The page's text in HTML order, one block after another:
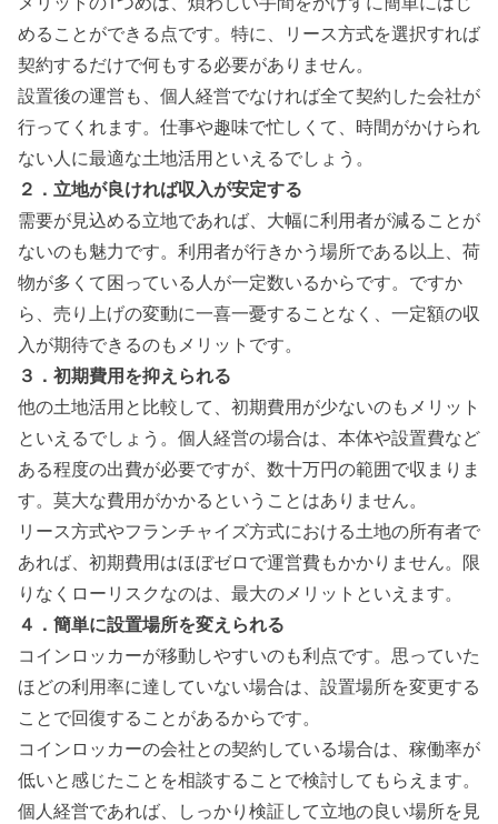
めることができる点です。特に、リース方式を選択すれば
契約するだけで何もする必要がありません。
設置後の運営も、個人経営でなければ全て契約した会社が
行ってくれます。仕事や趣味で忙しくて、時間がかけられ
ない人に最適な土地活用といえるでしょう。
２．立地が良ければ収入が安定する
需要が見込める立地であれば、大幅に利用者が減ることが
ないのも魅力です。利用者が行きかう場所である以上、荷
物が多くて困っている人が一定数いるからです。ですか
ら、売り上げの変動に一喜一憂することなく、一定額の収
入が期待できるのもメリットです。
３．初期費用を抑えられる
他の土地活用と比較して、初期費用が少ないのもメリット
といえるでしょう。個人経営の場合は、本体や設置費など
ある程度の出費が必要ですが、数十万円の範囲で収まりま
す。莫大な費用がかかるということはありません。
リース方式やフランチャイズ方式における土地の所有者で
あれば、初期費用はほぼゼロで運営費もかかりません。限
りなくローリスクなのは、最大のメリットといえます。
４．簡単に設置場所を変えられる
コインロッカーが移動しやすいのも利点です。思っていた
ほどの利用率に達していない場合は、設置場所を変更する
ことで回復することがあるからです。
コインロッカーの会社との契約している場合は、稼働率が
低いと感じたことを相談することで検討してもらえます。
個人経営であれば、しっかり検証して立地の良い場所を見